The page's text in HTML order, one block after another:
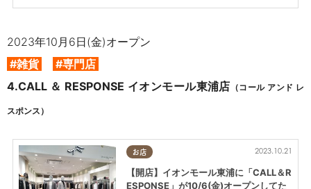
2023年10月6日(金)オープン
#雑貨
#専門店
4.CALL ＆ RESPONSE イオンモール東浦店 （コール アンド レ
スポンス）
お店 2023.10.21
【開店】イオンモール東浦に「CALL＆R
ESPONSE」が10/6(金)オープンしてた